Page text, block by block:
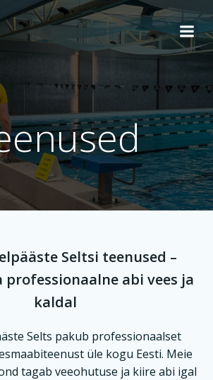
Skip
to
content
Seltsi teenused –
abi vees ja
kaldal
Selts pakub professionaalset
üle kogu Eesti. Meie
tagab veeohutuse ja kiire abi igal